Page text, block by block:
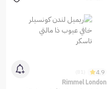
4.9
Rimmel London